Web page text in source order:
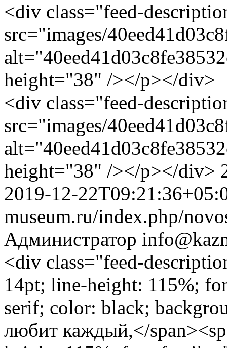
<div class="feed-
src="images/
height="38" /></p></div>
<div class="feed-
src="images/
height="38" /></p></div>
2019-12-
museum.ru/index.php/
Администратор
<div class="feed-
14pt; line-height: 115%;
serif; color: black;
любит каждый,</